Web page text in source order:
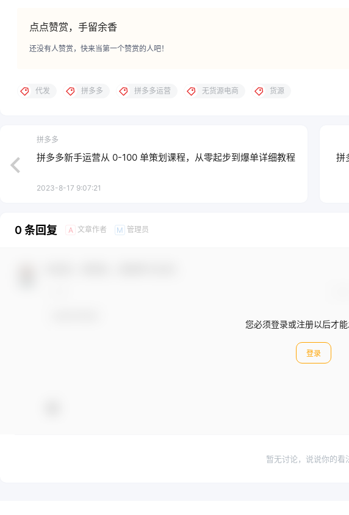
点点赞赏，手留余香
还没有人赞赏，快来当第一个赞赏的人吧！
代发 拼多多 拼多多运营 无货源电商 货源
拼多多
拼多多新手运营从 0-100 单策划课程，从零起步到爆单详细教程
2023-8-17 9:07:21
拼
0 条回复 A 文章作者 M 管理员
您必须登录或注册以后才
登录
暂无讨论，说说你的看